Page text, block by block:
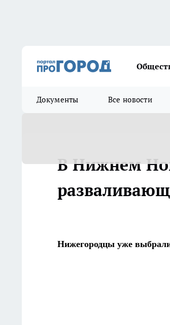
Документы Все новости
В Нижнем
Нижегородцы уже